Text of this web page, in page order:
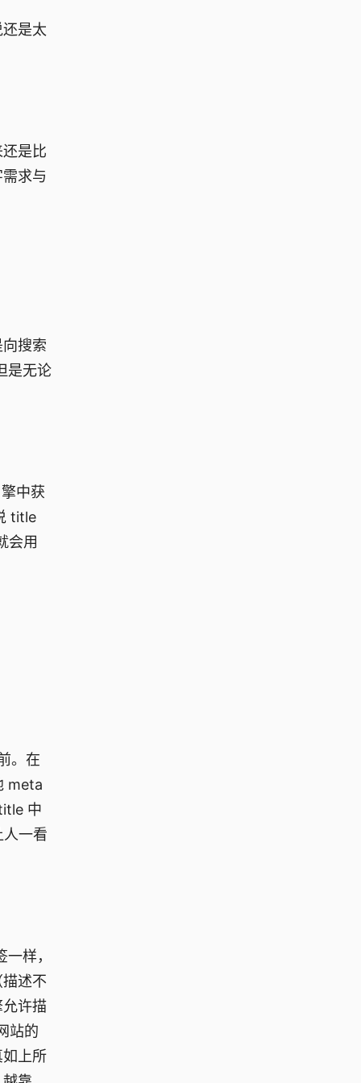
是太
是比
求与
搜索
是无论
中获
title
会用
。在
meta
中
一看
样，
述不
许描
站的
上所